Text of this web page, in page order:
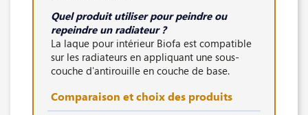
Quel produit utiliser pour peindre ou
repeindre un radiateur ?
La laque pour intérieur Biofa est compatible
sur les radiateurs en appliquant une sous-
couche d'antirouille en couche de base.
Comparaison et choix des produits